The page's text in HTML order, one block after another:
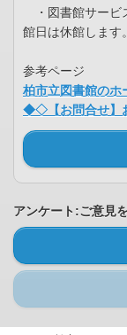
・図書館サービ
館日は休館します。
参考ページ
柏市立図書館のホ
◆◇【お問合せ】
アンケート:ご意見